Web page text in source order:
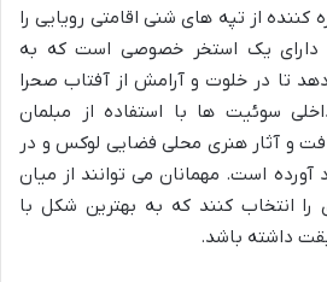
از تپه های شنی اقامتی رویایی را
دارای یک استخر خصوصی است که به
تا در خلوت و آرامش از آفتاب صحرا
سوئیت ها با استفاده از مبلمان
و آثار هنری محلی فضایی لوکس و در
است. مهمانان می توانند از میان
را انتخاب کنند که به بهترین شکل با
داشته باشد.